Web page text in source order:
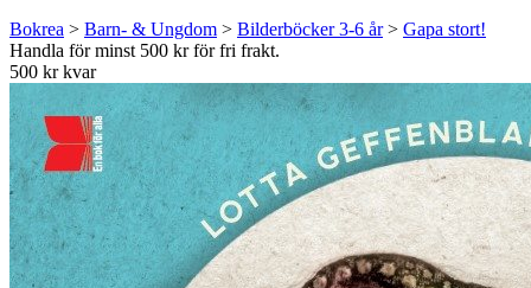
Bokrea > Barn- & Ungdom > Bilderböcker 3-6 år> Gapa stort!
Handla för minst 500 kr för fri frakt.
500 kr kvar